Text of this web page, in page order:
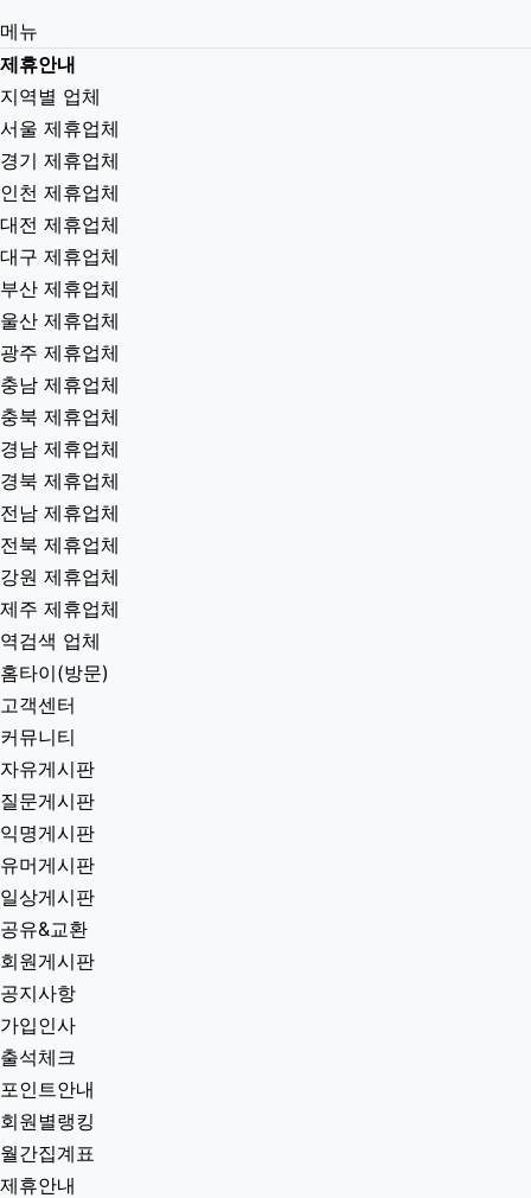
메뉴
제휴안내
지역별 업체
서울 제휴업체
경기 제휴업체
인천 제휴업체
대전 제휴업체
대구 제휴업체
부산 제휴업체
울산 제휴업체
광주 제휴업체
충남 제휴업체
충북 제휴업체
경남 제휴업체
경북 제휴업체
전남 제휴업체
전북 제휴업체
강원 제휴업체
제주 제휴업체
역검색 업체
홈타이(방문)
고객센터
커뮤니티
자유게시판
질문게시판
익명게시판
유머게시판
일상게시판
공유&교환
회원게시판
공지사항
가입인사
출석체크
포인트안내
회원별랭킹
월간집계표
제휴안내